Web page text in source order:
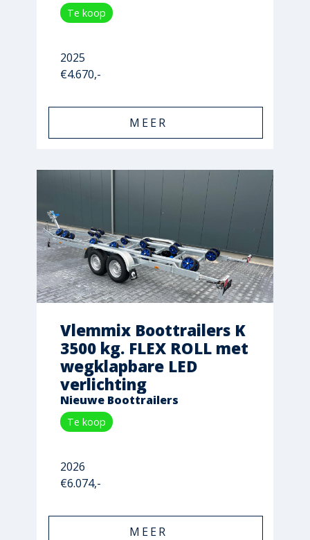
Te koop
2025
€4.670,-
MEER
Vlemmix Boottrailers K
3500 kg. FLEX ROLL met
wegklapbare LED
verlichting
Nieuwe Boottrailers
Te koop
2026
€6.074,-
MEER